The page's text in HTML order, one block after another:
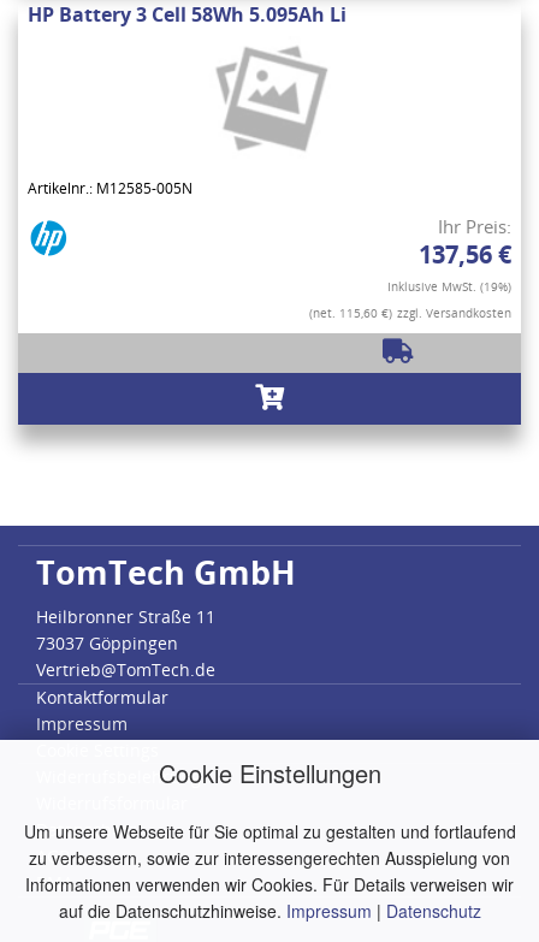
Cookie Einstellungen
Um unsere Webseite für Sie optimal zu gestalten und fortlaufend
zu verbessern, sowie zur interessengerechten Ausspielung von
Informationen verwenden wir Cookies. Für Details verweisen wir
auf die Datenschutzhinweise. Impressum | Datenschutz
HP Battery 3 Cell 58Wh 5.095Ah Li
Artikelnr.: M12585-005N
Ihr Preis:
137,56 €
Inklusive MwSt. (19%)
(net. 115,60 €) zzgl. Versandkosten
TomTech GmbH
Heilbronner Straße 11
73037 Göppingen
Vertrieb@TomTech.de
Kontaktformular
Impressum
Widerrufsbelehrung
Datenschutz
AGB
RMA